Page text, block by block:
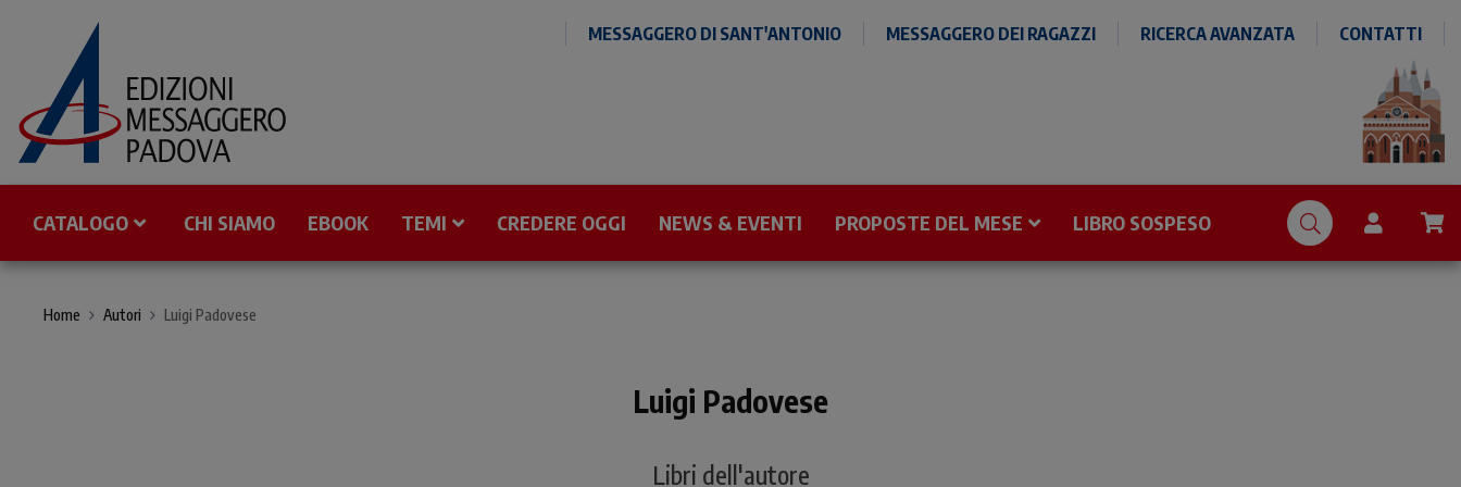
MESSAGGERO DI SANT'ANTONIO MESSAGGERO DEI RAGAZZI RICERCA AVANZATA CONTATTI
CATALOGO CHI SIAMO EBOOK TEMI CREDERE OGGI NEWS & EVENTI PROPOSTE DEL MESE LIBRO SOSPESO
Home Autori Luigi Padovese
Luigi Padovese
Libri dell'autore